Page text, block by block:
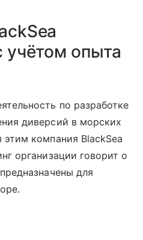
учётом опыта
по разработке
диверсий в морских
этим компания BlackSea
организации говорит о
для